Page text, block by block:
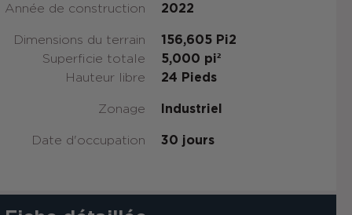
Année de construction 2022
Dimensions du terrain
156,605 Pi2
Superficie totale
5,000 pi²
Hauteur libre
24 Pieds
Zonage Industriel
Date d'occupation 30 jours